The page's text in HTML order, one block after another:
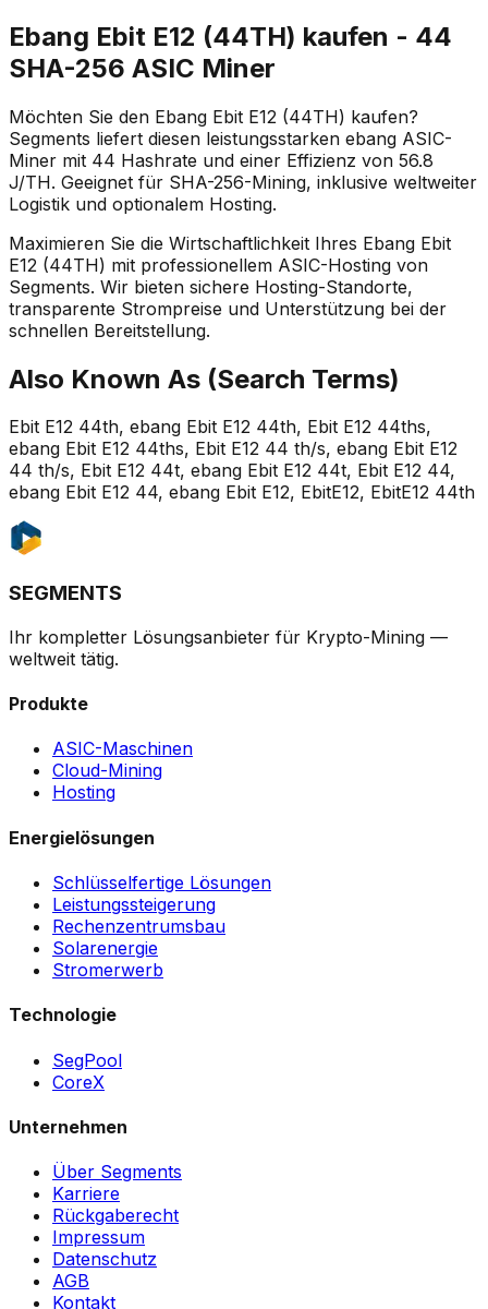
Ebang Ebit E12 (44TH) kaufen - 44
SHA-256 ASIC Miner
Möchten Sie den Ebang Ebit E12 (44TH) kaufen?
Segments liefert diesen leistungsstarken ebang ASIC-
Miner mit 44 Hashrate und einer Effizienz von 56.8
J/TH. Geeignet für SHA-256-Mining, inklusive weltweiter
Logistik und optionalem Hosting.
Maximieren Sie die Wirtschaftlichkeit Ihres Ebang Ebit
E12 (44TH) mit professionellem ASIC-Hosting von
Segments. Wir bieten sichere Hosting-Standorte,
transparente Strompreise und Unterstützung bei der
schnellen Bereitstellung.
Also Known As (Search Terms)
Ebit E12 44th, ebang Ebit E12 44th, Ebit E12 44ths,
ebang Ebit E12 44ths, Ebit E12 44 th/s, ebang Ebit E12
44 th/s, Ebit E12 44t, ebang Ebit E12 44t, Ebit E12 44,
ebang Ebit E12 44, ebang Ebit E12, EbitE12, EbitE12 44th
SEGMENTS
Ihr kompletter Lösungsanbieter für Krypto-Mining —
weltweit tätig.
Produkte
ASIC-Maschinen
Cloud-Mining
Hosting
Energielösungen
Schlüsselfertige Lösungen
Leistungssteigerung
Rechenzentrumsbau
Solarenergie
Stromerwerb
Technologie
SegPool
CoreX
Unternehmen
Über Segments
Karriere
Rückgaberecht
Impressum
Datenschutz
AGB
Kontakt